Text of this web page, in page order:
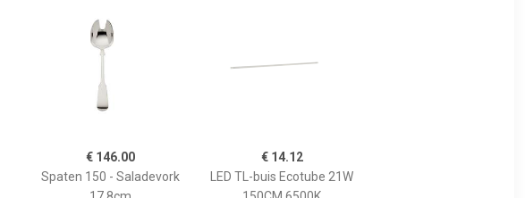
€ 146.00
Spaten 150 - Saladevork
€ 14.12
LED TL-buis Ecotube 21W